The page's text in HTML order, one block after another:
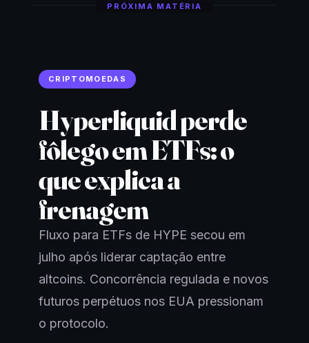
PRÓXIMA MATÉRIA
CRIPTOMOEDAS
Hyperliquid perde
fôlego em ETFs: o
que explica a
frenagem
Fluxo para ETFs de HYPE secou em
julho após liderar captação entre
altcoins. Concorrência regulada e novos
futuros perpétuos nos EUA pressionam
o protocolo.